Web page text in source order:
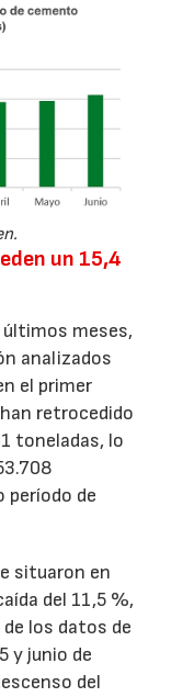
un 15,4
meses,
analizados
el primer
retrocedido
toneladas, lo
período de
situaron en
del 11,5 %,
los datos de
y junio de
del